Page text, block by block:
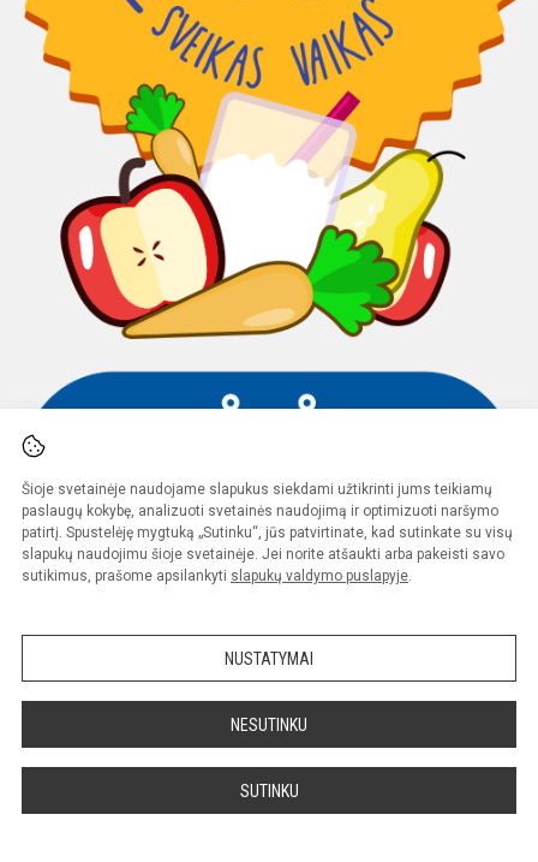
Šioje svetainėje naudojame slapukus siekdami užtikrinti jums teikiamų
paslaugų kokybę, analizuoti svetainės naudojimą ir optimizuoti naršymo
patirtį. Spustelėję mygtuką „Sutinku“, jūs patvirtinate, kad sutinkate su visų
slapukų naudojimu šioje svetainėje. Jei norite atšaukti arba pakeisti savo
sutikimus, prašome apsilankyti slapukų valdymo puslapyje.
NUSTATYMAI
NESUTINKU
SUTINKU
Partneriai ir draugai